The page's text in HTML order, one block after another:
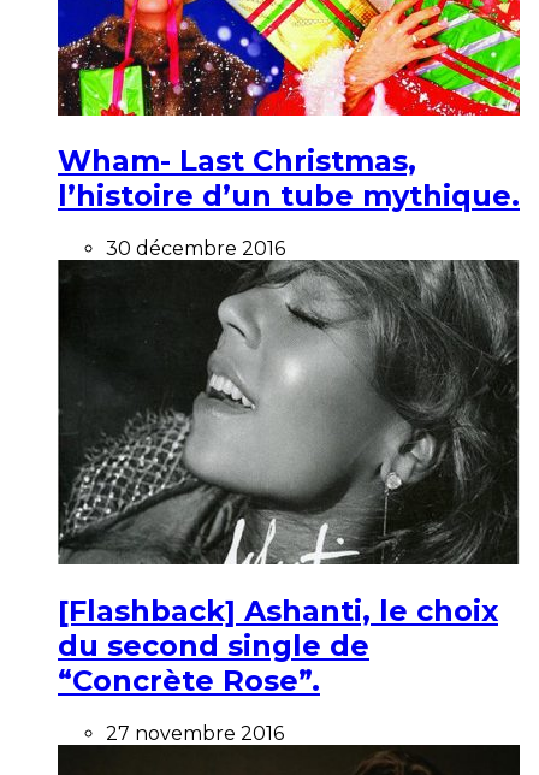
Wham- Last Christmas,
l’histoire d’un tube mythique.
30 décembre 2016
[Flashback] Ashanti, le choix
du second single de
“Concrète Rose”.
27 novembre 2016